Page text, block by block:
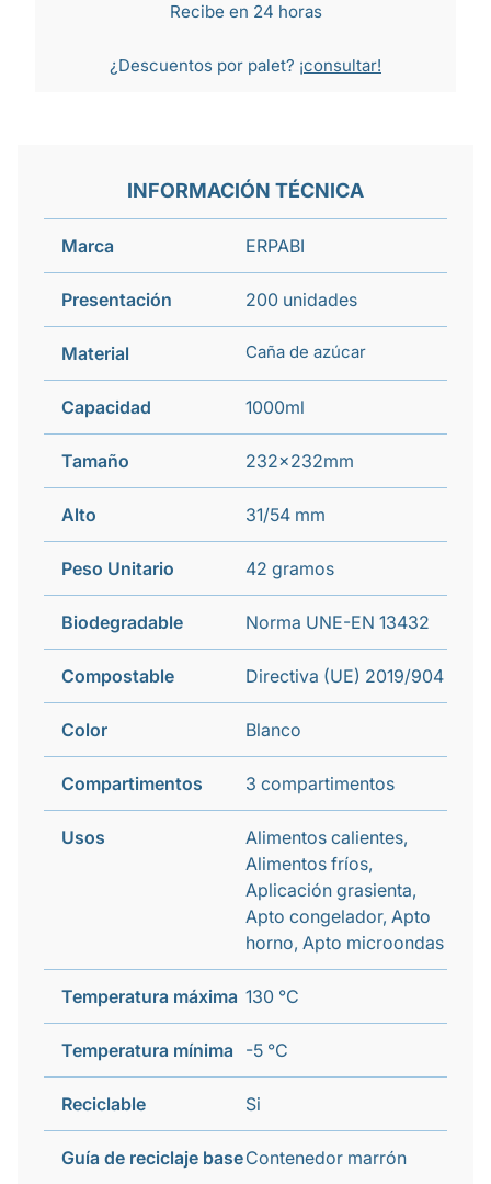
Recibe en 24 horas
¿Descuentos por palet? ¡consultar!
INFORMACIÓN TÉCNICA
Marca ERPABI
Presentación 200 unidades
Material Caña de azúcar
Capacidad 1000ml
Tamaño 232x232mm
Alto 31/54 mm
Peso Unitario 42 gramos
Biodegradable Norma UNE-EN 13432
Compostable Directiva (UE) 2019/904
Color Blanco
Compartimentos 3 compartimentos
Usos
Alimentos calientes,
Alimentos fríos,
Aplicación grasienta,
Apto congelador, Apto
horno, Apto microondas
Temperatura máxima 130 °C
Temperatura mínima -5 °C
Reciclable Si
Guía de reciclaje baseContenedor marrón